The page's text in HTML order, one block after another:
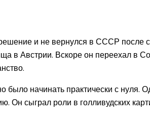
и не вернулся в СССР после
в Австрии. Вскоре он переехал в
было начинать практически с нуля.
Он сыграл роли в голливудских